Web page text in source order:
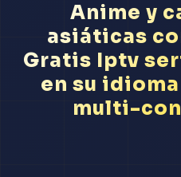
Anime y
asiáticas
Gratis Iptv
en su
multi-